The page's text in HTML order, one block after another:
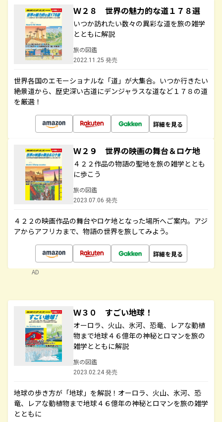
Ｗ２８ 世界の魅力的な道１７８選
いつか訪れたい数々の異彩な道を旅の雑学
とともに解説
旅の図鑑
2022.11.25 発売
世界各国のエモーショナルな「道」が大集合。いつか行きたい
絶景道から、歴史深い古道にデンジャラスな道など１７８の道
を厳選！
詳細を見る
Ｗ２９ 世界の映画の舞台＆ロケ地
４２２作品の物語の聖地を旅の雑学ととも
に歩こう
旅の図鑑
2023.07.06 発売
４２２の映画作品の舞台やロケ地となった場所へご案内。アジ
アからアフリカまで、物語の世界を旅してみよう。
詳細を見る
AD
Ｗ３０ すごい地球！
オーロラ、火山、氷河、恐竜、レアな動植
物まで地球４６億年の神秘とロマンを旅の
雑学とともに解説
旅の図鑑
2023.02.24 発売
地球の歩き方が「地球」を解説！オーロラ、火山、氷河、恐
竜、レアな動植物まで地球４６億年の神秘とロマンを旅の雑学
とともに